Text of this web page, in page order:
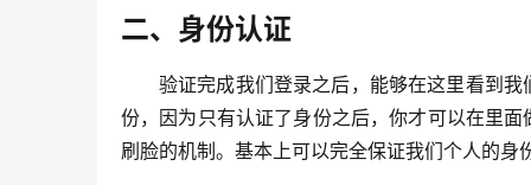
二、身份认证
验证完成我们登录之后，能够在这里看到
份，因为只有认证了身份之后，你才可以在里
刷脸的机制。基本上可以完全保证我们个人的身